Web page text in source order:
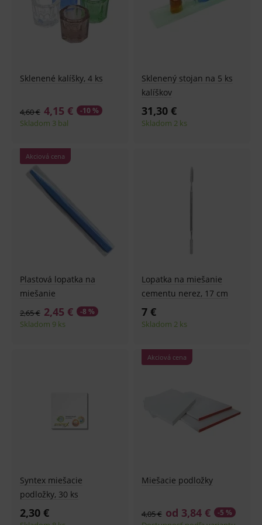
Sklenené kalíšky, 4 ks
4,15 €
4,60 € -10 %
Skladom 3 bal
Sklenený stojan na 5 ks
kalíškov
31,30 €
Skladom 2 ks
Akciová cena
Plastová lopatka na
miešanie
2,45 €
2,65 € -8 %
Skladom 9 ks
Lopatka na miešanie
cementu nerez, 17 cm
7 €
Skladom 2 ks
Syntex miešacie
podložky, 30 ks
2,30 €
Akciová cena
Miešacie podložky
od 3,84 €
4,05 € -5 %